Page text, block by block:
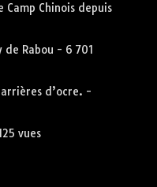
Camp Chinois depuis
de Rabou - 6 701
d’ocre. -
vues